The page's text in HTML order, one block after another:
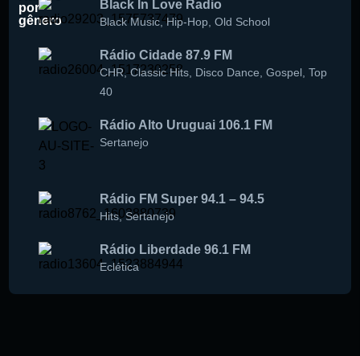
por
gênero
Black In Love Radio
Black Music,Hip-Hop, Old School
Rádio Cidade 87.9 FM
CHR,Classic Hits, Disco Dance Gospel, Top
40
Rádio Alto Uruguai 106.1 FM
Sertanejo
Rádio FM Super 94.1 – 94.5
Hits,Sertanejo
Rádio Liberdade 96.1 FM
Eclética